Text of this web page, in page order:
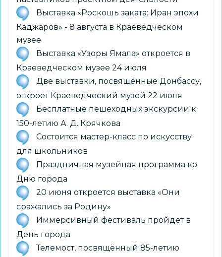
Выставка «Роскошь заката: Иран эпохи
Каджаров» - 8 августа в Краеведческом
музее
Выставка «Узоры Ямала» откроется в
Краеведческом музее 24 июля
Две выставки, посвящённые Донбассу,
откроет Краеведческий музей 22 июля
Бесплатные пешеходных экскурсии к
150-летию А. Д. Крячкова
Состоится мастер-класс по искусству
для школьников
Праздничная музейная программа ко
Дню города
20 июня откроется выставка «Они
сражались за Родину»
Иммерсивный фестиваль пройдет в
День города
Телемост, посвящённый 85-летию